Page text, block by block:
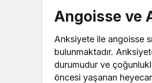
Angoisse ve
Anksiyete ile angoisse
bulunmaktadır.
durumudur ve
öncesi yaşanan